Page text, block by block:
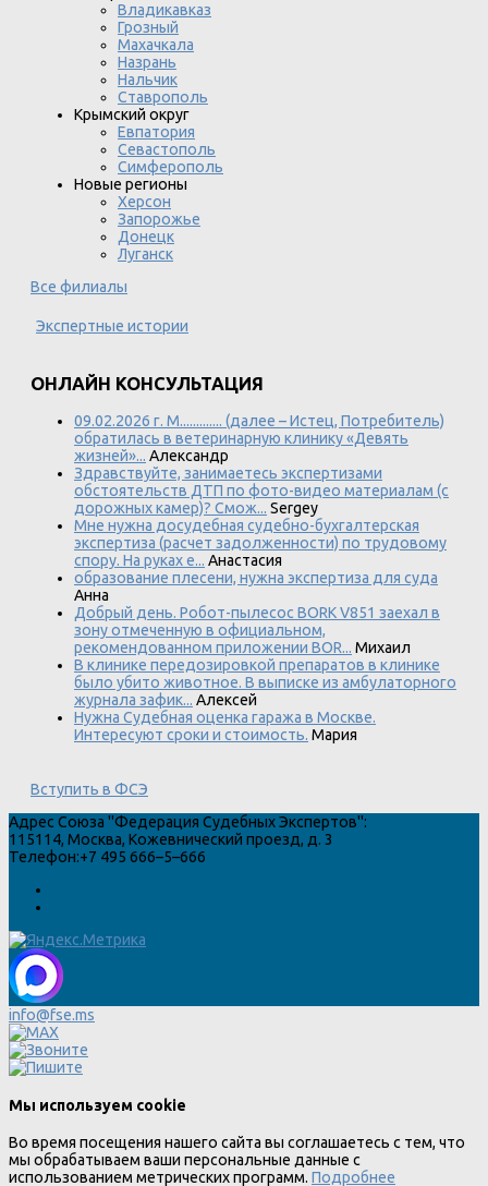
Владикавказ
Грозный
Махачкала
Назрань
Нальчик
Ставрополь
Крымский округ
Евпатория
Севастополь
Симферополь
Новые регионы
Херсон
Запорожье
Донецк
Луганск
Все филиалы
Экспертные истории
ОНЛАЙН КОНСУЛЬТАЦИЯ
09.02.2026 г. М............. (далее – Истец, Потребитель)
обратилась в ветеринарную клинику «Девять
жизней»... Александр
Здравствуйте, занимаетесь экспертизами
обстоятельств ДТП по фото-видео материалам (с
дорожных камер)? Смож... Sergey
Мне нужна досудебная судебно-бухгалтерская
экспертиза (расчет задолженности) по трудовому
спору. На руках е... Анастасия
образование плесени, нужна экспертиза для суда
Анна
Добрый день. Робот-пылесос BORK V851 заехал в
зону отмеченную в официальном,
рекомендованном приложении BOR... Михаил
В клинике передозировкой препаратов в клинике
было убито животное. В выписке из амбулаторного
журнала зафик... Алексей
Нужна Судебная оценка гаража в Москве.
Интересуют сроки и стоимость. Мария
Вступить в ФСЭ
Адрес Союза "Федерация Судебных Экспертов":
115114, Москва, Кожевнический проезд, д. 3
Телефон:+7 495 666–5–666
info@fse.ms
Мы используем cookie
Во время посещения нашего сайта вы соглашаетесь с тем, что
мы обрабатываем ваши персональные данные с
использованием метрических программ. Подробнее